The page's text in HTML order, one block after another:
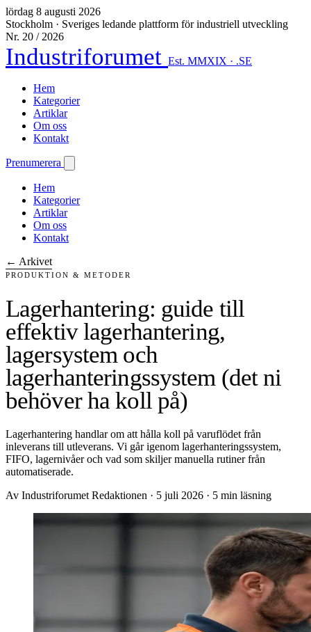
lördag 8 augusti 2026
Stockholm · Sveriges ledande plattform för industriell utveckling
Nr. 20 / 2026
Industriforumet Est. MMXIX · .SE
Hem
Kategorier
Artiklar
Om oss
Kontakt
Prenumerera
Hem
Kategorier
Artiklar
Om oss
Kontakt
← Arkivet
PRODUKTION & METODER
Lagerhantering: guide till
effektiv lagerhantering,
lagersystem och
lagerhanteringssystem (det ni
behöver ha koll på)
Lagerhantering handlar om att hålla koll på varuflödet från
inleverans till utleverans. Vi går igenom lagerhanteringssystem,
FIFO, lagernivåer och vad som skiljer manuella rutiner från
automatiserade.
Av Industriforumet Redaktionen · 5 juli 2026 · 5 min läsning